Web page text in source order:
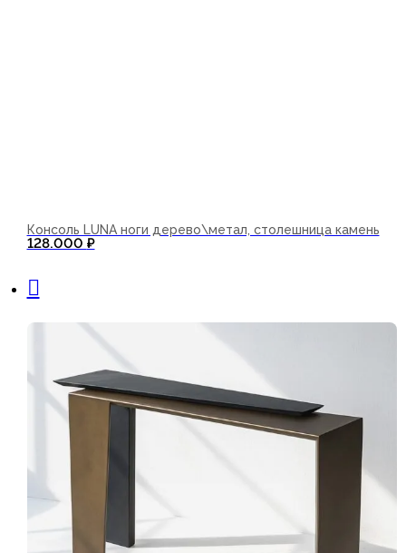
Консоль LUNA ноги дерево\метал, столешница камень
128.000 ₽